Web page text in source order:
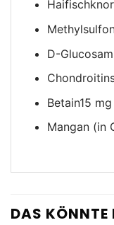
D-
Betain15 mg
Mangan (in
DAS KÖNNTE